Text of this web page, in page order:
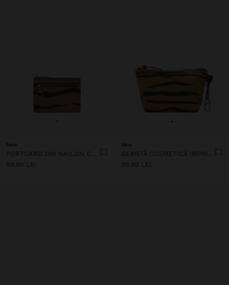
+
New
99.90 LEI
+
New
99.90 LEI